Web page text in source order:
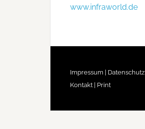
www.infraworld.de
Impressum |
Datenschutz |
Kontakt |
Print